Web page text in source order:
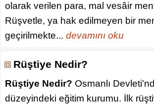
olarak verilen para, mal vesâir
Rüşvetle, ya hak edilmeyen bir
geçirilmekte... devamını oku
Rüştiye Nedir?
Rüştiye Nedir? Osmanlı
düzeyindeki eğitim kurumu. İlk